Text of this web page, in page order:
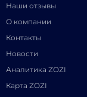
Наши отзывы
О компании
Контакты
Новости
Аналитика ZOZI
Карта ZOZI